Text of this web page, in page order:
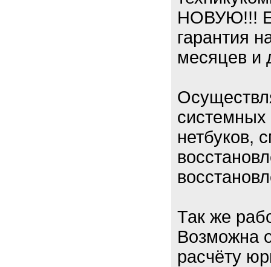
НОВУЮ!!!
гарантия
месяцев и
системных
нетбуков,
Так же
Возможна
расчёту